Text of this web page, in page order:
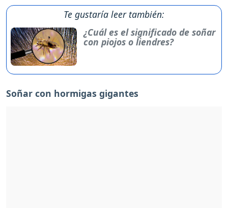
Te gustaría leer también:
¿Cuál es el significado de soñar
con piojos o liendres?
Soñar con hormigas gigantes